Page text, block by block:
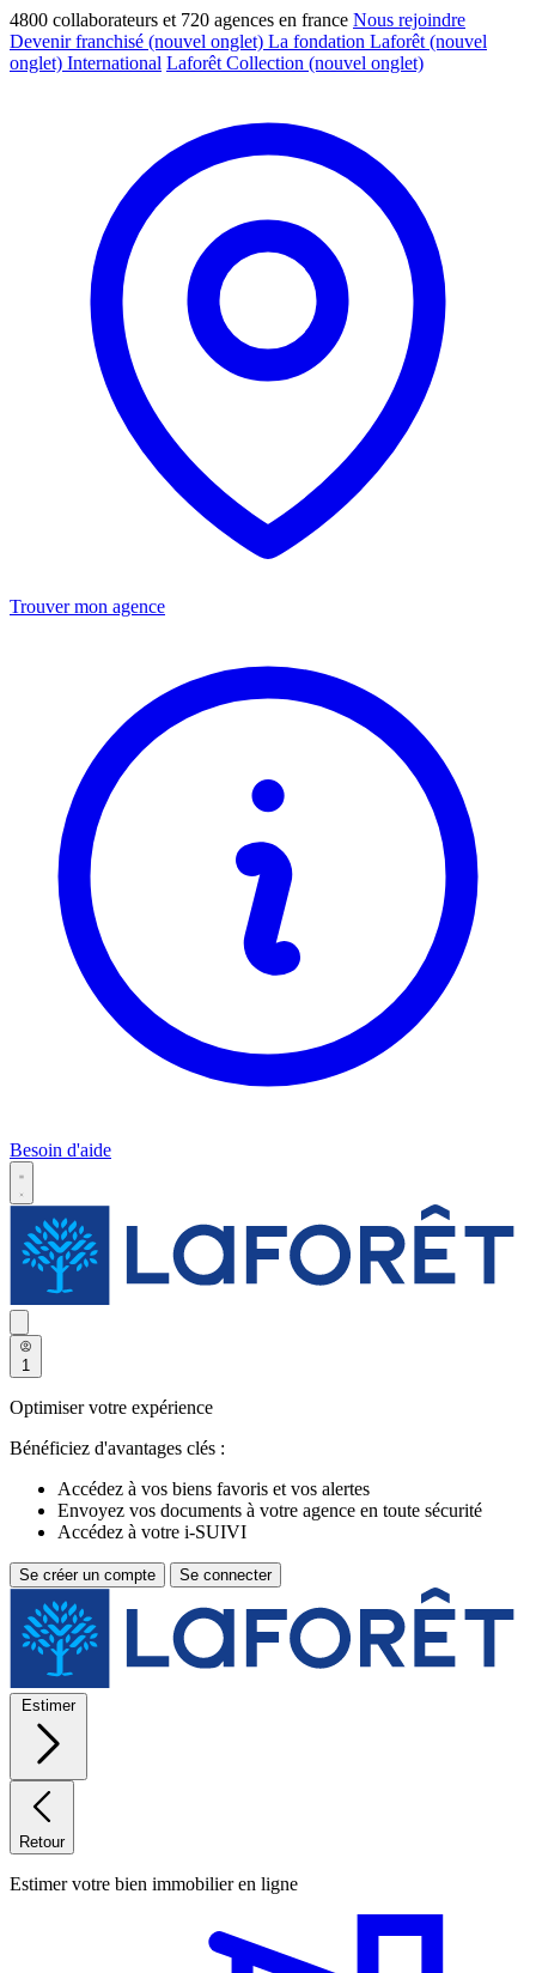
4800 collaborateurs et 720 agences en france Nous rejoindre
Devenir franchisé (nouvel onglet) La fondation Laforêt (nouvel
onglet) International Laforêt Collection (nouvel onglet)
Trouver mon agence
Besoin d'aide
1
Optimiser votre expérience
Bénéficiez d'avantages clés :
Accédez à vos biens favoris et vos alertes
Envoyez vos documents à votre agence en toute sécurité
Accédez à votre i-SUIVI
Se créer un compte Se connecter
Estimer
Retour
Estimer votre bien immobilier en ligne